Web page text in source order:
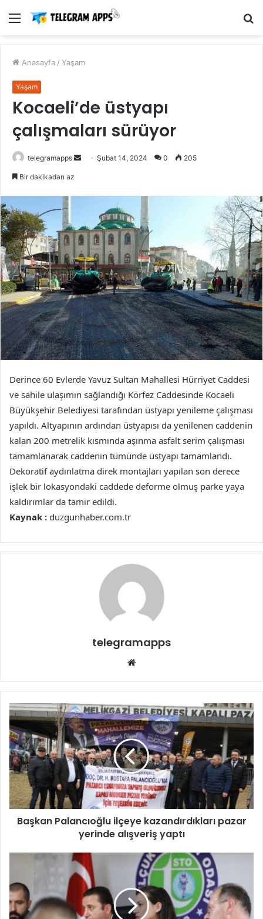
Menü
Anasayfa / Yaşam
Yaşam
Kocaeli’de üstyapı
çalışmaları sürüyor
telegramapps
Bir
Şubat 14, 2024 0 205
Bir dakikadan az
Derince 60 Evlerde Yavuz Sultan Mahallesi Hürriyet Caddesi
ve sahile ulaşımın sağlandığı Körfez Caddesinde Kocaeli
Büyükşehir Belediyesi tarafından üstyapı yenileme çalışması
yapıldı. Altyapının ardından üstyapısı da yenilenen caddenin
kalan 200 metrelik kısmında aşınma asfalt serim çalışması
tamamlanarak caddenin tümünde üstyapı tamamlandı.
Dekoratif aydınlatma direk montajları yapılan son derece
işlek bir lokasyondaki caddede deforme olmuş parke yaya
kaldırımlar da tamir edildi.
Kaynak : duzgunhaber.com.tr
telegramapps
Web
Başkan Palancıoğlu ilçeye kazandırdıkları pazar
yerinde alışveriş yaptı